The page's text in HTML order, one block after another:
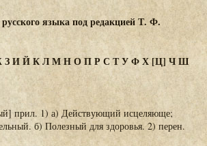
языка под редакцией Т. Ф.
ЗИЙКЛМНОПР С ТУФХ[Ц] ЧШ
прил. 1) а) Действующий исцеляюще;
б) Полезный для здоровья. 2) перен.